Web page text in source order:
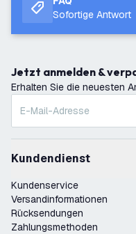
Sofortige Antwort
Jetzt anmelden &
Erhalten Sie die neuesten
Kundendienst
Kundenservice
Versandinformationen
Rücksendungen
Zahlungsmethoden